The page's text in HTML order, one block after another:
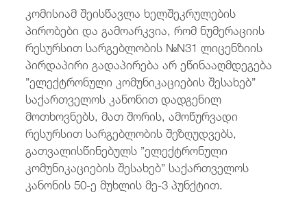
კომისიამ შეისწავლა ხელშეკრულების
პირობები და გამოარკვია, რომ ნუმერაციის
რესურსით სარგებლობის №N31 ლიცენზიის
პირდაპირი გადაპირება არ ეწინააღმდეგება
”ელექტრონული კომუნიკაციების შესახებ”
საქართველოს კანონით დადგენილ
მოთხოვნებს, მათ შორის, ამოწურვადი
რესურსით სარგებლობის შეზღუდვებს,
გათვალისწინებულს ”ელექტრონული
კომუნიკაციების შესახებ” საქართველოს
კანონის 50-ე მუხლის მე-3 პუნქტით.